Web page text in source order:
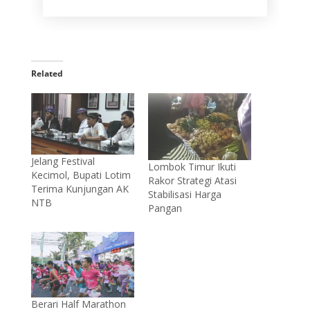
Related
Jelang Festival
Kecimol, Bupati Lotim
Terima Kunjungan AK
NTB
Lombok Timur Ikuti
Rakor Strategi Atasi
Stabilisasi Harga
Pangan
Berari Half Marathon